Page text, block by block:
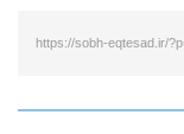
https://sobh-eqtesad.ir/